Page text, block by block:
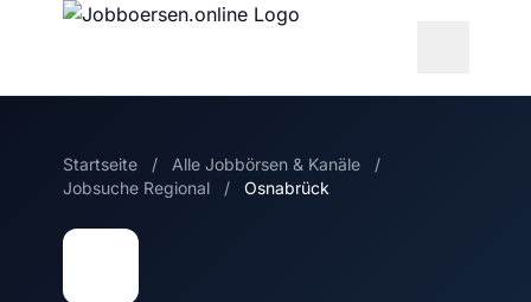
Startseite / Alle Jobbörsen & Kanäle
/
Jobsuche Regional
/ Osnabrück